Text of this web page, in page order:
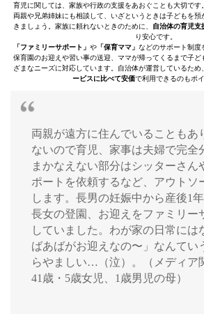
育児に関しては、家族や行政の支援をあおぐことも大切で
両親や兄弟姉妹にも相談して、いざというときは子どもを
きましょう。家族に頼れないときのために、 自治体の育児支
り安心です。
「ファミリーサポート」 や 「保育ママ」 などのサポート制度
保育園のお迎えや習い事の送迎、ママが帰ってくるまで子ど
ざまなニーズに対応しています。自治体が運営しているため
ービスに比べて安価で利用できるのもポイ
両親が遠方に住んでいることもあ
ないので育児、家事は夫婦で完全
まかなえない部分はシッターさん
ポートを依頼するなど、アウトソ
します。長男の妊娠中から産後1
長女の登園、お迎えをファミリー
していました。わが家の日常には
ばあばがお迎えなの〜」なんてい
らやましい…（泣）。（メディア
41歳・5歳女児、1歳男児の母）